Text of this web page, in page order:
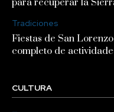
para recuperar la
Tradiciones
Fiestas de San
completo de
CULTURA